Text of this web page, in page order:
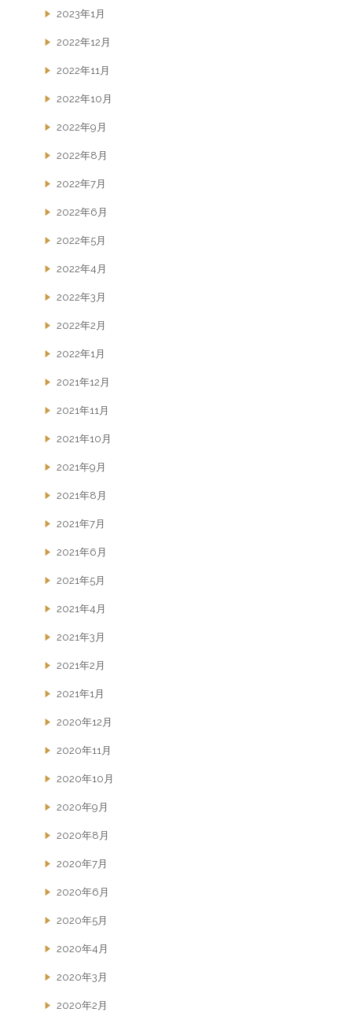
2023年1月
2022年12月
2022年11月
2022年10月
2022年9月
2022年8月
2022年7月
2022年6月
2022年5月
2022年4月
2022年3月
2022年2月
2022年1月
2021年12月
2021年11月
2021年10月
2021年9月
2021年8月
2021年7月
2021年6月
2021年5月
2021年4月
2021年3月
2021年2月
2021年1月
2020年12月
2020年11月
2020年10月
2020年9月
2020年8月
2020年7月
2020年6月
2020年5月
2020年4月
2020年3月
2020年2月